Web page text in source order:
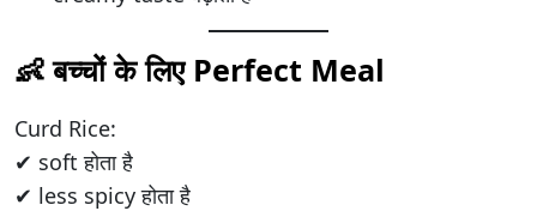
👶 बच्चों के लिए Perfect Meal
Curd Rice:
✔ soft होता है
✔ less spicy होता है